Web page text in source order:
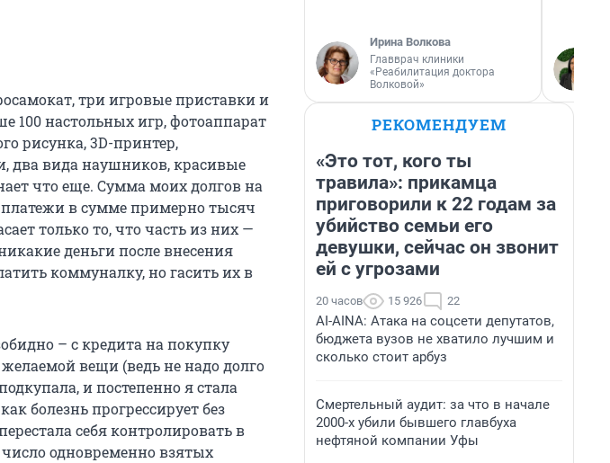
три игровые приставки и
100 настольных игр, фотоаппарат
рисунка, 3D-принтер,
два вида наушников, красивые
что еще. Сумма моих долгов на
в сумме примерно тысяч
только то, что часть из них —
деньги после внесения
коммуналку, но гасить их в
– с кредита на покупку
вещи (ведь не надо долго
и постепенно я стала
болезнь прогрессирует без
себя контролировать в
одновременно взятых
Ирина Волкова
Главврач клиники
«Реабилитация доктора
Волковой»
РЕКОМЕНДУЕМ
«Это тот, кого ты
травила»: прикамца
приговорили к 22 годам за
убийство семьи его
девушки, сейчас он звонит
ей с угрозами
20 часов 15 926 22
AI-AINA: Атака на соцсети депутатов,
бюджета вузов не хватило лучшим и
сколько стоит арбуз
Смертельный аудит: за что в начале
2000-х убили бывшего главбуха
нефтяной компании Уфы